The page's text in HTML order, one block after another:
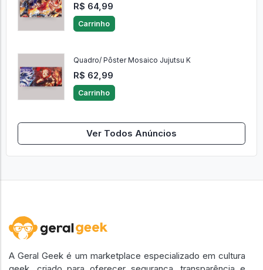
R$ 64,99
Carrinho
Quadro/ Pôster Mosaico Jujutsu K
R$ 62,99
Carrinho
Ver Todos Anúncios
A Geral Geek é um marketplace especializado em cultura